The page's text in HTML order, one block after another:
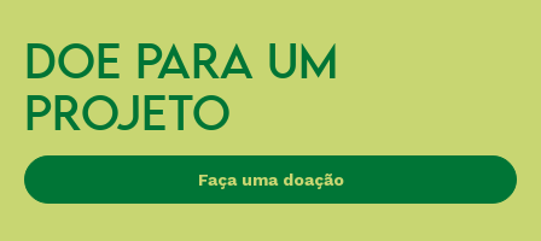
DOE PARA UM
PROJETO
Faça uma doação